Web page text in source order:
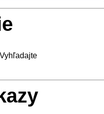
Vyhľadajte